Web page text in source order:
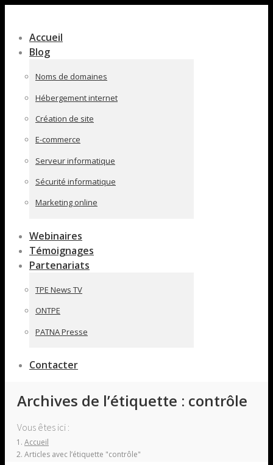
pleine
largeur
Accueil
Blog
Noms de domaines
Hébergement internet
Création de site
E-commerce
Serveur informatique
Sécurité informatique
Marketing online
Webinaires
Témoignages
Partenariats
TPE News TV
ONTPE
PATNA Presse
Contacter
Archives de l’étiquette : contrôle
Vous êtes ici :
Accueil
Articles avec l’étiquette "contrôle"